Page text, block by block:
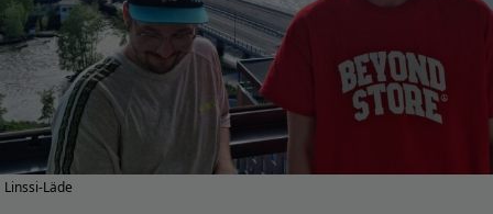
Linssi-Läde